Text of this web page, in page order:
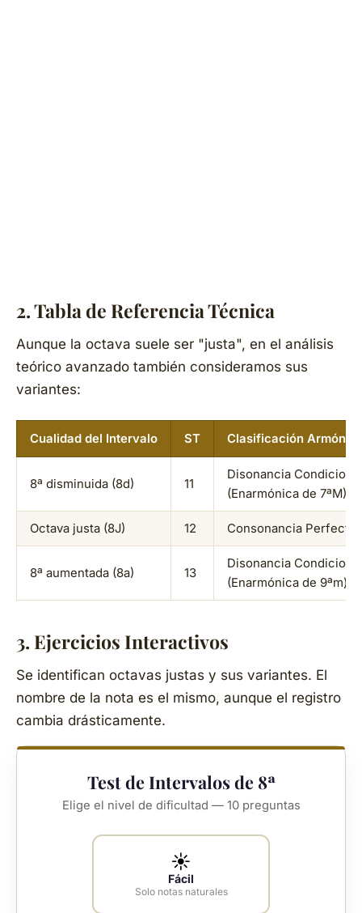
2. Tabla de Referencia Técnica
Aunque la octava suele ser "justa", en el análisis
teórico avanzado también consideramos sus
variantes:
Cualidad del Intervalo ST Clasificación
8ª disminuida (8d) 11
Disonancia Condicional
(Enarmónica de 7ªM)
Octava justa (8J) 12 Consonancia Perfecta
8ª aumentada (8a) 13
Disonancia Condicional
(Enarmónica de 9ªm)
3. Ejercicios Interactivos
Se identifican octavas justas y sus variantes. El
nombre de la nota es el mismo, aunque el registro
cambia drásticamente.
Test de Intervalos de 8ª
Elige el nivel de dificultad — 10 preguntas
☀️
Fácil
Solo notas naturales